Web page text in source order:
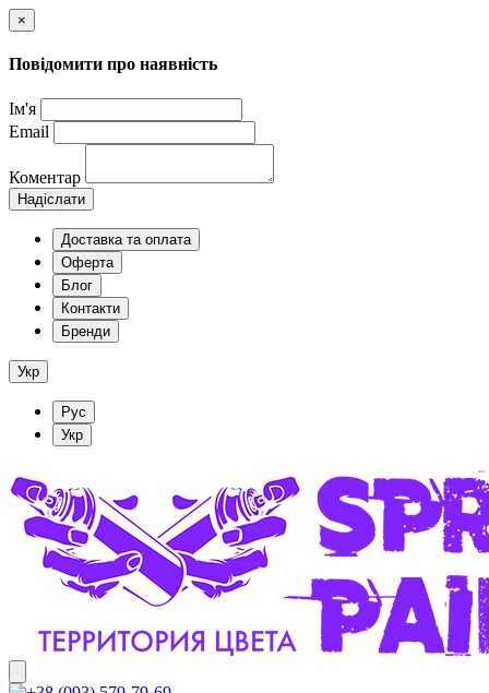
×
Повідомити про наявність
Ім'я
Email
Коментар
Надіслати
Доставка та оплата
Оферта
Блог
Контакти
Бренди
Укр
Рус
Укр